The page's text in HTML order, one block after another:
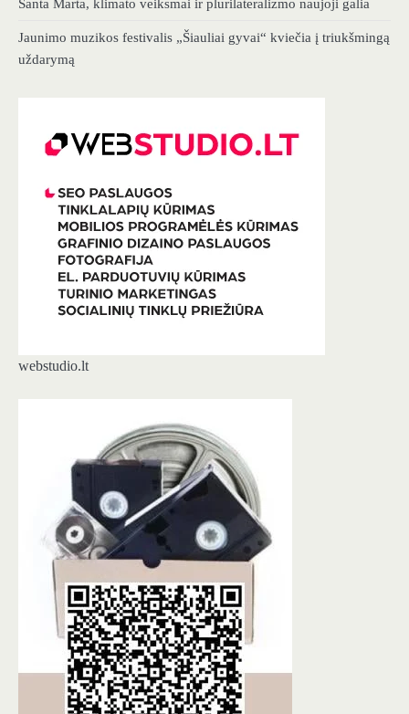
Santa Marta, klimato veiksmai ir plurilateralizmo naujoji galia
Jaunimo muzikos festivalis „Šiauliai gyvai“ kviečia į triukšmingą
uždarymą
webstudio.lt